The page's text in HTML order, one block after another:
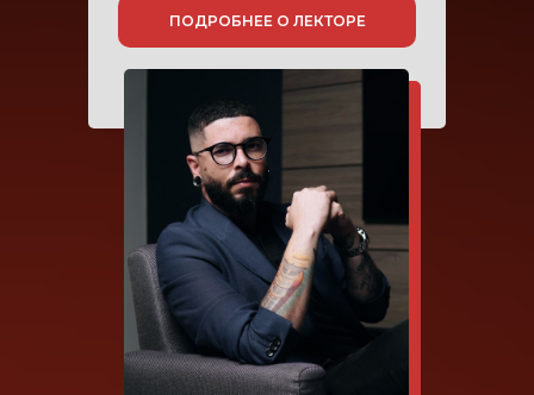
ПОДРОБНЕЕ О ЛЕКТОРЕ